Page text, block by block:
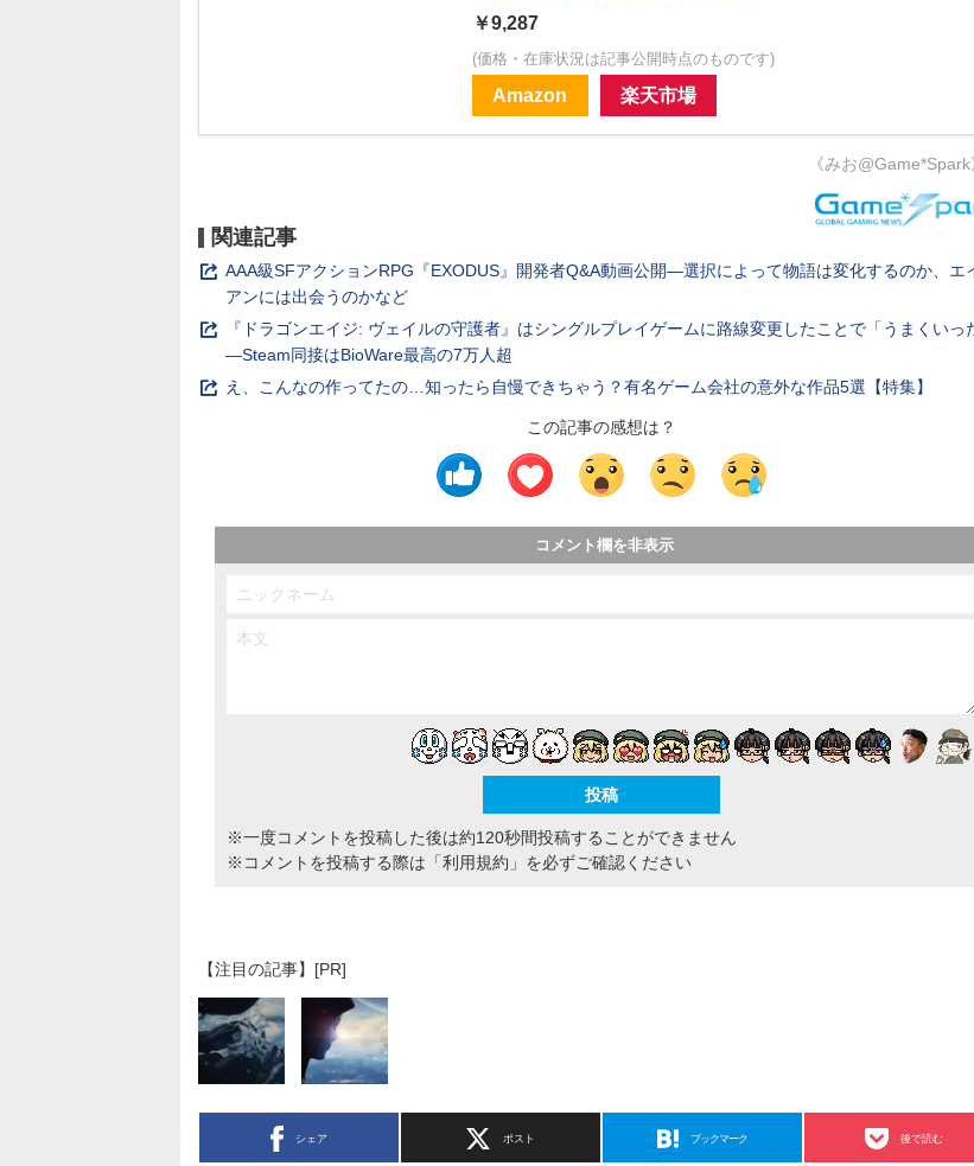
￥9,287
(価格・在庫状況は記事公開時点のものです)
Amazon 楽天市場
《みお@Game*Spark
関連記事
AAA級SFアクションRPG『EXODUS』開発者Q&A動画公開―選択によって物語は変化するのか、エ
アンには出会うのかなど
『ドラゴンエイジ: ヴェイルの守護者』はシングルプレイゲームに路線変更したことで「うまくいっ
―Steam同接はBioWare最高の7万人超
え、こんなの作ってたの…知ったら自慢できちゃう？有名ゲーム会社の意外な作品5選【特集】
この記事の感想は？
コメント欄を非表示
※一度コメントを投稿した後は約120秒間投稿することができません
※コメントを投稿する際は 「利用規約」 を必ずご確認ください
【注目の記事】[PR]
シェア ポスト ブックマーク 後で読む